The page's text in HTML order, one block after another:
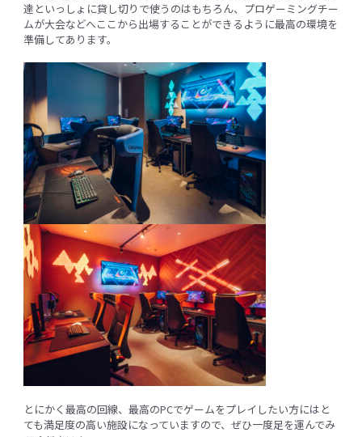
達といっしょに貸し切りで使うのはもちろん、プロゲーミングチー
ムが大会などへここから出場することができるように最高の環境を
準備してあります。
とにかく最高の回線、最高のPCでゲームをプレイしたい方にはと
ても満足度の高い施設になっていますので、ぜひ一度足を運んでみ